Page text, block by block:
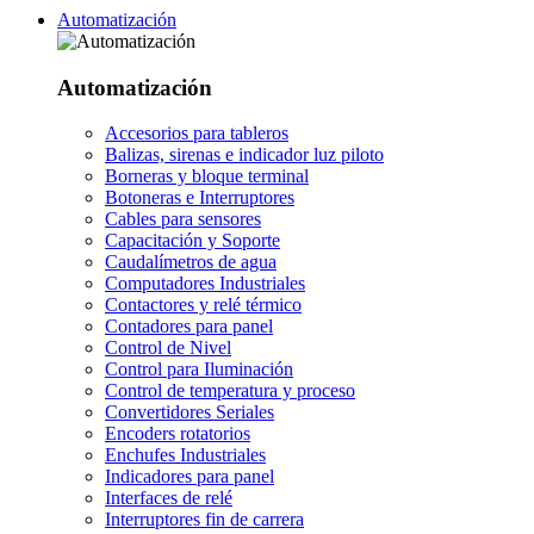
Automatización
Automatización
Accesorios para tableros
Balizas, sirenas e indicador luz piloto
Borneras y bloque terminal
Botoneras e Interruptores
Cables para sensores
Capacitación y Soporte
Caudalímetros de agua
Computadores Industriales
Contactores y relé térmico
Contadores para panel
Control de Nivel
Control para Iluminación
Control de temperatura y proceso
Convertidores Seriales
Encoders rotatorios
Enchufes Industriales
Indicadores para panel
Interfaces de relé
Interruptores fin de carrera